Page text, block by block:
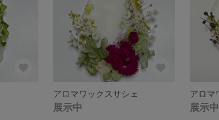
アロマワックスサシェ
展示中
アロマ
展示中